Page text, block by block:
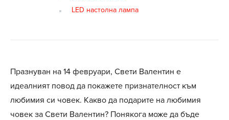
LED настолна лампа
Празнуван на 14 февруари, Свети Валентин е
идеалният повод да покажете признателност към
любимия си човек. Какво да подарите на любимия
човек за Свети Валентин? Понякога може да бъде